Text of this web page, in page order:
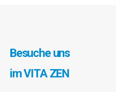
Besuche uns
im VITA ZEN